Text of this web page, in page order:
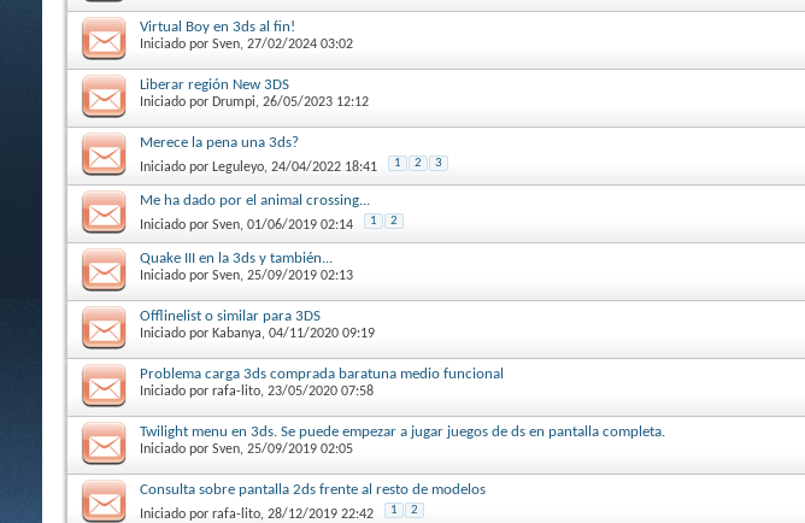
Virtual Boy en 3ds al fin!
Iniciado por Sven, 27/02/2024 03:02
Liberar región New 3DS
Iniciado por Drumpi, 26/05/2023 12:12
Merece la pena una 3ds?
Iniciado por Leguleyo, 24/04/2022 18:41 1 2 3
Me ha dado por el animal crossing...
Iniciado por Sven, 01/06/2019 02:14 1 2
Quake III en la 3ds y también...
Iniciado por Sven, 25/09/2019 02:13
Offlinelist o similar para 3DS
Iniciado por Kabanya, 04/11/2020 09:19
Problema carga 3ds comprada baratuna medio funcional
Iniciado por rafa-lito, 23/05/2020 07:58
Twilight menu en 3ds. Se puede empezar a jugar juegos de ds en pantalla completa.
Iniciado por Sven, 25/09/2019 02:05
Consulta sobre pantalla 2ds frente al resto de modelos
Iniciado por rafa-lito, 28/12/2019 22:42 1 2